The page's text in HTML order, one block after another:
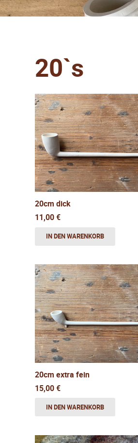
20`s
20cm dick
11,00€
IN DEN WARENKORB
20cm extra fein
15,00€
IN DEN WARENKORB